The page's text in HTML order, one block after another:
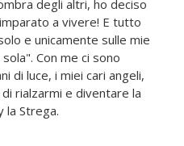
degli altri, ho deciso
a vivere! E tutto
e unicamente sulle mie
Con me ci sono
di luce, i miei cari angeli,
rialzarmi e diventare la
la Strega.